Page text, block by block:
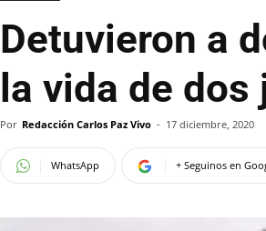
Detuvieron a
la vida de
Por Redacción Carlos Paz Vivo - 17 diciembre, 2020
WhatsApp + Seguinos en